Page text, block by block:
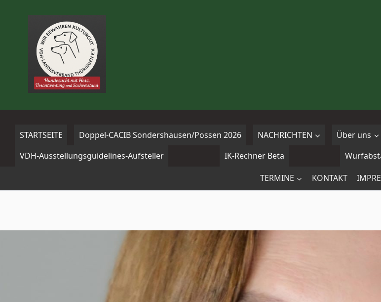
STARTSEITE Doppel-CACIB Sondershausen/Possen 2026 NACHRICHTEN Über uns
VDH-Ausstellungsguidelines-Aufsteller
IK-Rechner Beta
TERMINE KONTAKT